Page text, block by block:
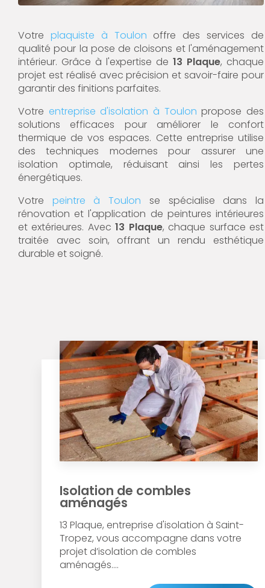
Votre plaquiste à Toulon offre des services de
qualité pour la pose de cloisons et l'aménagement
intérieur. Grâce à l'expertise de 13 Plaque, chaque
projet est réalisé avec précision et savoir-faire pour
garantir des finitions parfaites.
Votre entreprise d'isolation à Toulon propose des
solutions efficaces pour améliorer le confort
thermique de vos espaces. Cette entreprise utilise
des techniques modernes pour assurer une
isolation optimale, réduisant ainsi les pertes
énergétiques.
Votre peintre à Toulon se spécialise dans la
rénovation et l'application de peintures intérieures
et extérieures. Avec13 Plaque, chaque surface est
traitée avec soin, offrant un rendu esthétique
durable et soigné.
Isolation de combles
aménagés
13 Plaque, entreprise d'isolation à Saint-
Tropez, vous accompagne dans votre
projet d’isolation de combles
aménagés....